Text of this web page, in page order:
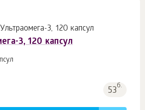
3, 120 капсул
53б.